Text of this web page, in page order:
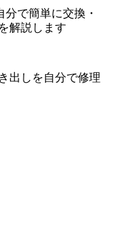
分で簡単に交換・
解説します
出しを自分で修理